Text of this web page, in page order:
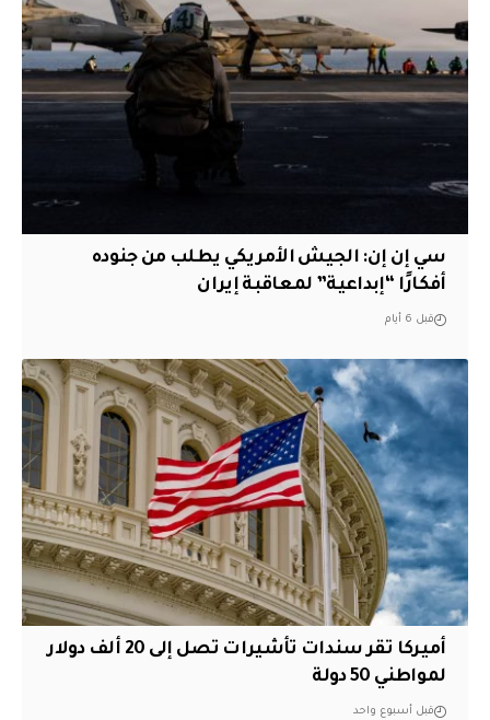
سي إن إن: الجيش الأمريكي يطلب من جنوده
أفكارًا “إبداعية” لمعاقبة إيران
قبل 6 أيام
أميركا تقر سندات تأشيرات تصل إلى 20 ألف دولار
لمواطني 50 دولة
قبل أسبوع واحد